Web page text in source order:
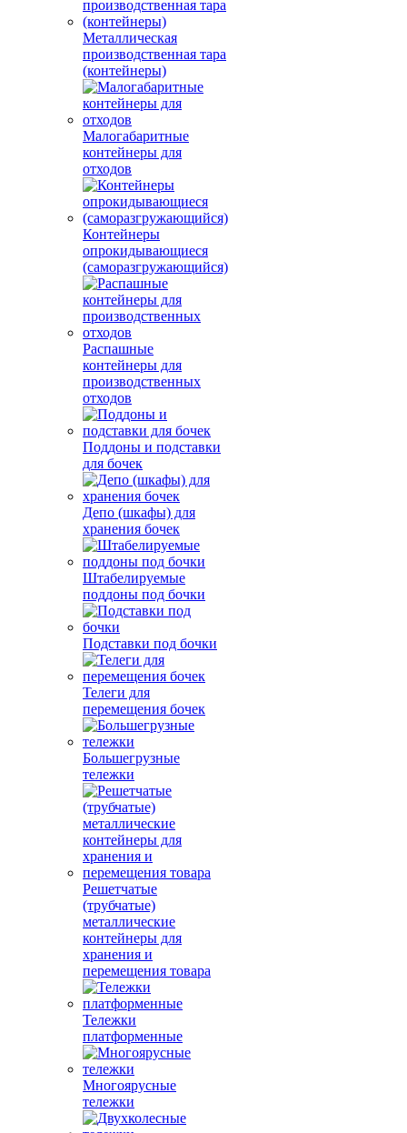
Металлическая
производственная тара
(контейнеры)
Малогабаритные
контейнеры для
отходов
Контейнеры
опрокидывающиеся
(саморазгружающийся)
Распашные
контейнеры для
производственных
отходов
Поддоны и подставки
для бочек
Депо (шкафы) для
хранения бочек
Штабелируемые
поддоны под бочки
Подставки под бочки
Телеги для
перемещения бочек
Большегрузные
тележки
Решетчатые
(трубчатые)
металлические
контейнеры для
хранения и
перемещения товара
Тележки
платформенные
Многоярусные
тележки